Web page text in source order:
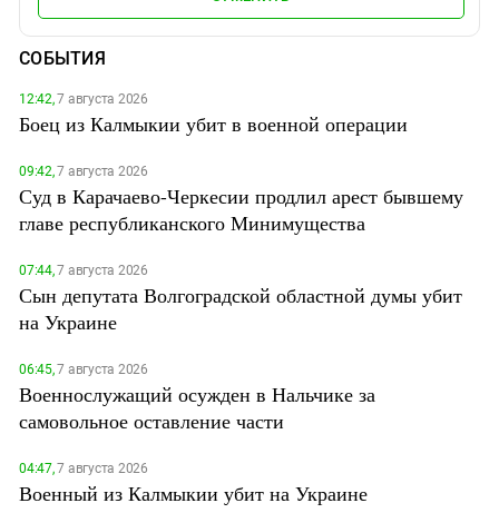
СОБЫТИЯ
12:42,7 августа 2026
Боец из Калмыкии убит в военной операции
09:42,7 августа 2026
Суд в Карачаево-Черкесии продлил арест бывшему
главе республиканского Минимущества
07:44,7 августа 2026
Сын депутата Волгоградской областной думы убит
на Украине
06:45,7 августа 2026
Военнослужащий осужден в Нальчике за
самовольное оставление части
04:47,7 августа 2026
Военный из Калмыкии убит на Украине